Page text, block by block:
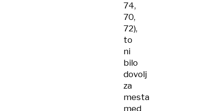
74,
70,
72),
to
ni
bilo
dovolj
za
mesta
med